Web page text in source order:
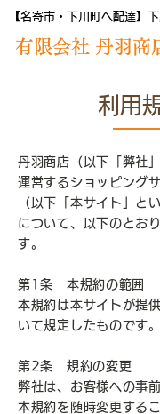
有限会社 丹羽商
【名寄市・下川町へ配達】
利用
丹羽商店（以下「弊社
運営するショッピング
（以下「本サイト」と
について、以下のとお
す。
第1条 本規約の範囲
本規約は本サイトが提
いて規定したものです。
第2条 規約の変更
弊社は、お客様への事
本規約を随時変更する